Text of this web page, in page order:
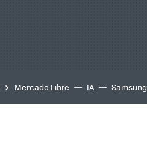
Mercado Libre IA Samsung